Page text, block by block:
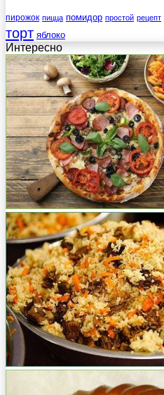
пирожок пицца помидор простой рецепт
торт яблоко
Интересно